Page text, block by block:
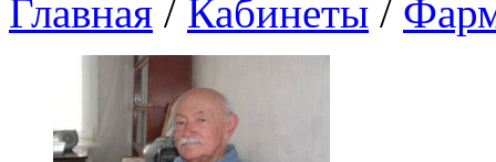
Главная / Кабинеты /